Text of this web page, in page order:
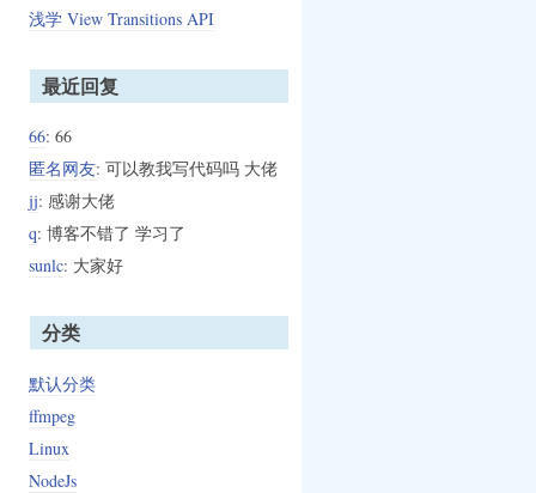
更加流畅。在实际开发中，遇到类似布局与滚动组件结合的问题时，一定
与 flex 布局的小技巧能够帮助到大家在小程序开发之路上少踩一些坑。
浅学 View Transitions API
最近回复
66: 66
匿名网友: 可以教我写代码吗 大佬
jj: 感谢大佬
q: 博客不错了 学习了
sunlc: 大家好
分类
默认分类
ffmpeg
Linux
NodeJs